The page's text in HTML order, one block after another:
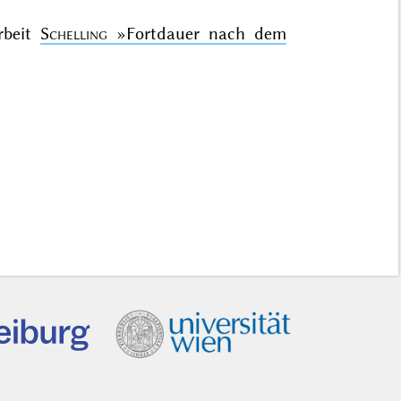
Schelling »Fortdauer nach dem